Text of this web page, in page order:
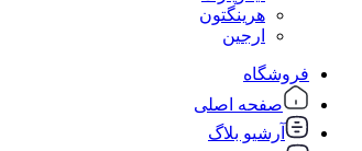
هرینگتون
ارجین
فروشگاه
صفحه اصلی
آرشیو بلاگ